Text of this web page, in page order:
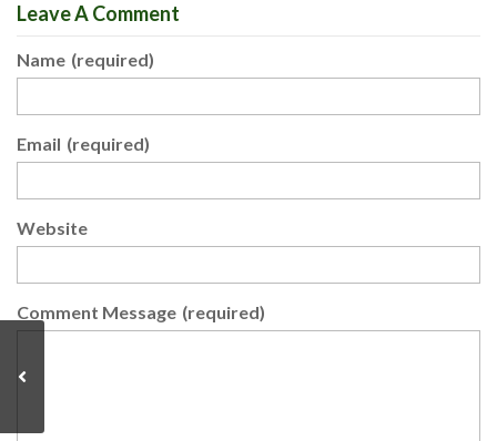
Leave A Comment
Name (required)
Email (required)
Website
Comment Message (required)